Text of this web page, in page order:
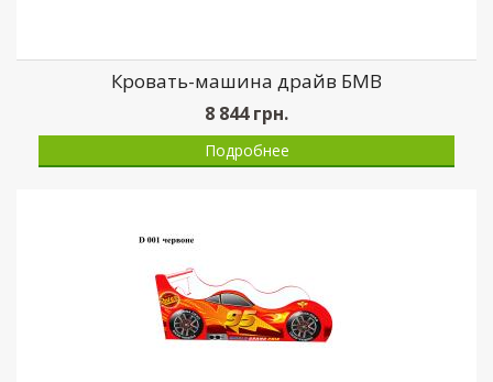
Кровать-машина драйв БМВ
8 844грн.
Подробнее